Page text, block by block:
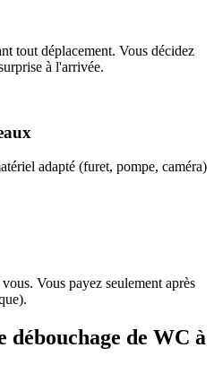
tout déplacement. Vous décidez
à l'arrivée.
adapté (furet, pompe, caméra)
Vous payez seulement après
débouchage de WC à